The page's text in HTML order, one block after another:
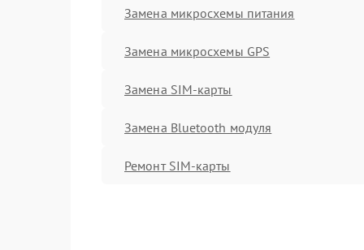
Замена микросхемы питания
Замена микросхемы GPS
Замена SIM-карты
Замена Bluetooth модуля
Ремонт SIM-карты